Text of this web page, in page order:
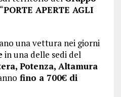
PORTE APERTE AGLI
una vettura nei giorni
in una delle sedi del
Potenza, Altamura
fino a 700€ di